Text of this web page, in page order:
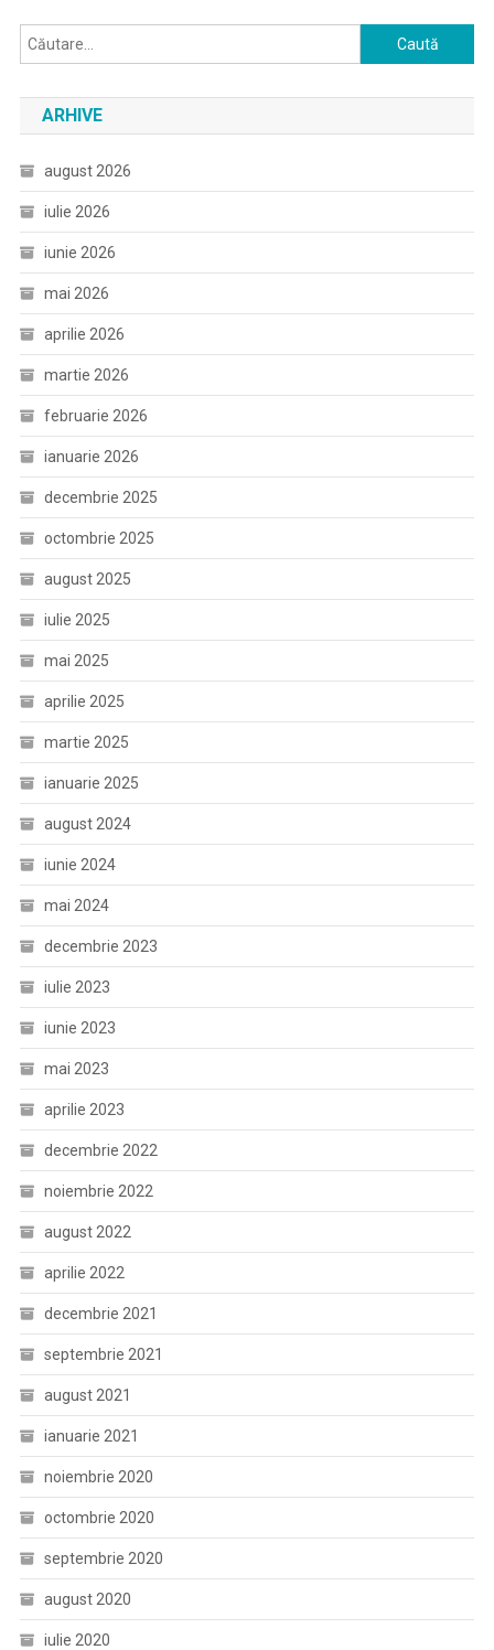
Caută
după:
ARHIVE
august 2026
iulie 2026
iunie 2026
mai 2026
aprilie 2026
martie 2026
februarie 2026
ianuarie 2026
decembrie 2025
octombrie 2025
august 2025
iulie 2025
mai 2025
aprilie 2025
martie 2025
ianuarie 2025
august 2024
iunie 2024
mai 2024
decembrie 2023
iulie 2023
iunie 2023
mai 2023
aprilie 2023
decembrie 2022
noiembrie 2022
august 2022
aprilie 2022
decembrie 2021
septembrie 2021
august 2021
ianuarie 2021
noiembrie 2020
octombrie 2020
septembrie 2020
august 2020
iulie 2020